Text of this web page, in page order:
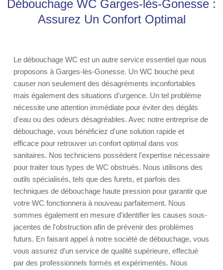
Débouchage WC Garges-lès-Gonesse :
Assurez Un Confort Optimal
Le débouchage WC est un autre service essentiel que nous
proposons à Garges-lès-Gonesse. Un WC bouché peut
causer non seulement des désagréments inconfortables
mais également des situations d'urgence. Un tel problème
nécessite une attention immédiate pour éviter des dégâts
d'eau ou des odeurs désagréables. Avec notre entreprise de
débouchage, vous bénéficiez d'une solution rapide et
efficace pour retrouver un confort optimal dans vos
sanitaires. Nos techniciens possèdent l'expertise nécessaire
pour traiter tous types de WC obstrués. Nous utilisons des
outils spécialisés, tels que des furets, et parfois des
techniques de débouchage haute pression pour garantir que
votre WC fonctionnera à nouveau parfaitement. Nous
sommes également en mesure d'identifier les causes sous-
jacentes de l'obstruction afin de prévenir des problèmes
futurs. En faisant appel à notre société de débouchage, vous
vous assurez d'un service de qualité supérieure, effectué
par des professionnels formés et expérimentés. Nous